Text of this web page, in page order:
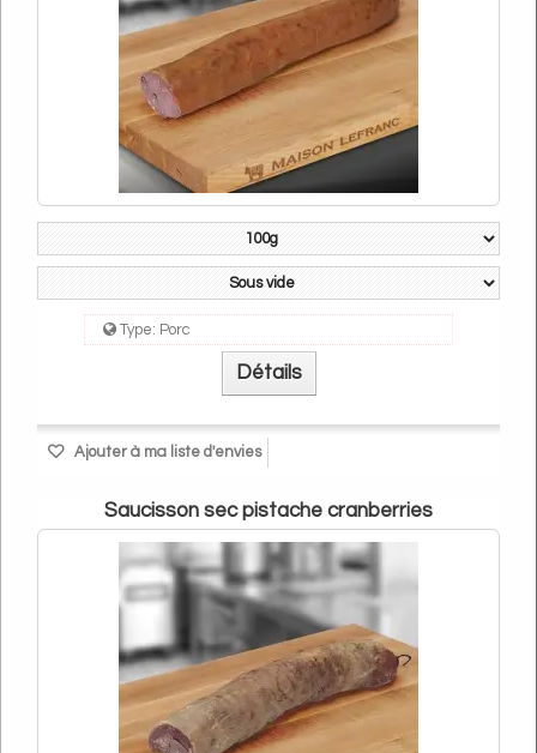
Type: Porc
Détails
Ajouter à ma liste d'envies
Saucisson sec pistache cranberries